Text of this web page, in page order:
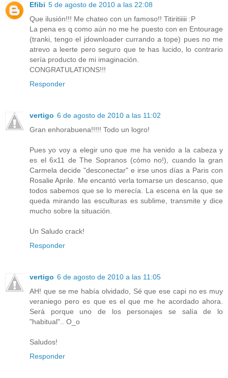
Efibi 5 de agosto de 2010 a las 22:08
Que ilusión!!! Me chateo con un famoso!! Titiritiiiii :P
La pena es q como aún no me he puesto con en Entourage
(tranki, tengo el jdownloader currando a tope) pues no me
atrevo a leerte pero seguro que te has lucido, lo contrario
sería producto de mi imaginación.
CONGRATULATIONS!!!
Responder
vertigo 6 de agosto de 2010 a las 11:02
Gran enhorabuena!!!!! Todo un logro!
Pues yo voy a elegir uno que me ha venido a la cabeza y
es el 6x11 de The Sopranos (cómo no!), cuando la gran
Carmela decide "desconectar" e irse unos días a Paris con
Rosalie Aprile. Me encantó verla tomarse un descanso, que
todos sabemos que se lo merecía. La escena en la que se
queda mirando las esculturas es sublime, transmite y dice
mucho sobre la situación.
Un Saludo crack!
Responder
vertigo 6 de agosto de 2010 a las 11:05
AH! que se me había olvidado, Sé que ese capi no es muy
veraniego pero es que es el que me he acordado ahora.
Será porque uno de los personajes se salía de lo
"habitual".. O_o
Saludos!
Responder